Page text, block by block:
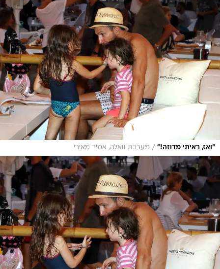
"ואז, ראיתי מדוזה!" / מערכת וואלה, אמיר מאירי